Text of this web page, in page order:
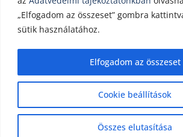
„Elfogadom az összeset” gombra
sütik használatához.
Cookie beállítások
Összes elutasítása
Elfogadom az összeset
©bluezones.hu – Minden jog
2026